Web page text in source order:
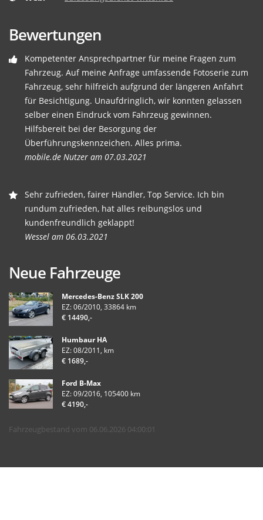
Bewertungen
Kompetenter Ansprechpartner für meine Fragen zum
Fahrzeug. Auf meine Anfrage umfassende Fotoserie zum
Fahrzeug, sehr hilfreich aufgrund der längeren Anfahrt
für Besichtigung. Unaufdringlich, wir konnten gelassen
selber einen Eindruck vom Fahrzeug gewinnen.
Hilfsbereit bei der Besorgung der
Überführungskennzeichen. Alles prima.
mobile.de Nutzer am 07.03.2021
Sehr zufrieden, fairer Händler, Top Service. Ich bin
rundum zufrieden, hat alles reibungslos und
kundenfreundlich geklappt!
Wessel am 06.03.2021
Neue Fahrzeuge
Mercedes-Benz SLK 200
EZ: 06/2010, 33864 km
€ 14490,-
Humbaur HA
EZ: 08/2011, km
€ 1689,-
Ford B-Max
EZ: 09/2016, 105400 km
€ 4190,-
Fahrzeugbestand vom 06.06.2026 04:00:01